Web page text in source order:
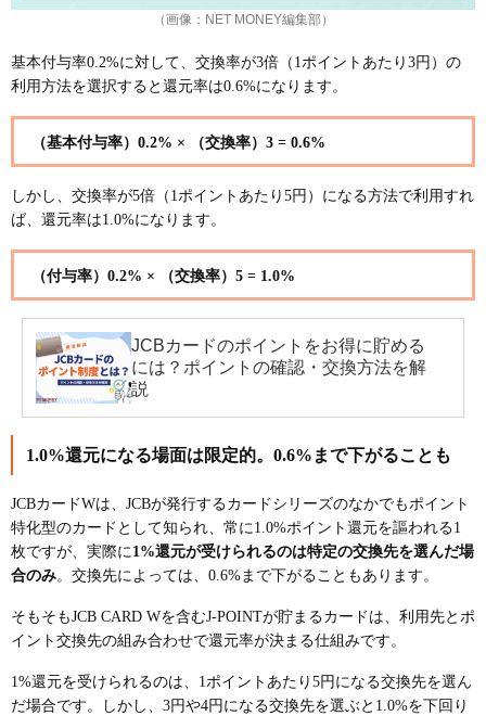
（画像：NET MONEY編集部）
基本付与率0.2%に対して、交換率が3倍（1ポイントあたり3円）の
利用方法を選択すると還元率は0.6%になります。
（基本付与率）0.2% × （交換率）3 = 0.6%
しかし、交換率が5倍（1ポイントあたり5円）になる方法で利用すれ
ば、還元率は1.0%になります。
（付与率）0.2% × （交換率）5 = 1.0%
JCBカードのポイントをお得に貯める
には？ポイントの確認・交換方法を解
説
1.0%還元になる場面は限定的。0.6%まで下がることも
JCBカードWは、JCBが発行するカードシリーズのなかでもポイント
特化型のカードとして知られ、常に1.0%ポイント還元を謳われる1
枚ですが、実際に 1%還元が受けられるのは特定の交換先を選んだ場
合のみ。交換先によっては、0.6%まで下がることもあります。
そもそもJCB CARD Wを含むJ-POINTが貯まるカードは、利用先とポ
イント交換先の組み合わせで還元率が決まる仕組みです。
1%還元を受けられるのは、1ポイントあたり5円になる交換先を選ん
だ場合です。しかし、3円や4円になる交換先を選ぶと1.0%を下回り